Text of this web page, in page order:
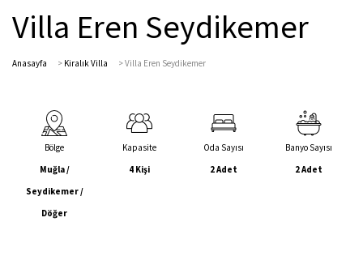
Villa Eren Seydikemer
Anasayfa > Kiralık Villa >Villa Eren Seydikemer
Bölge
Muğla /
Seydikemer /
Döğer
Kapasite
4 Kişi
Oda Sayısı
2 Adet
Banyo Sayısı
2 Adet